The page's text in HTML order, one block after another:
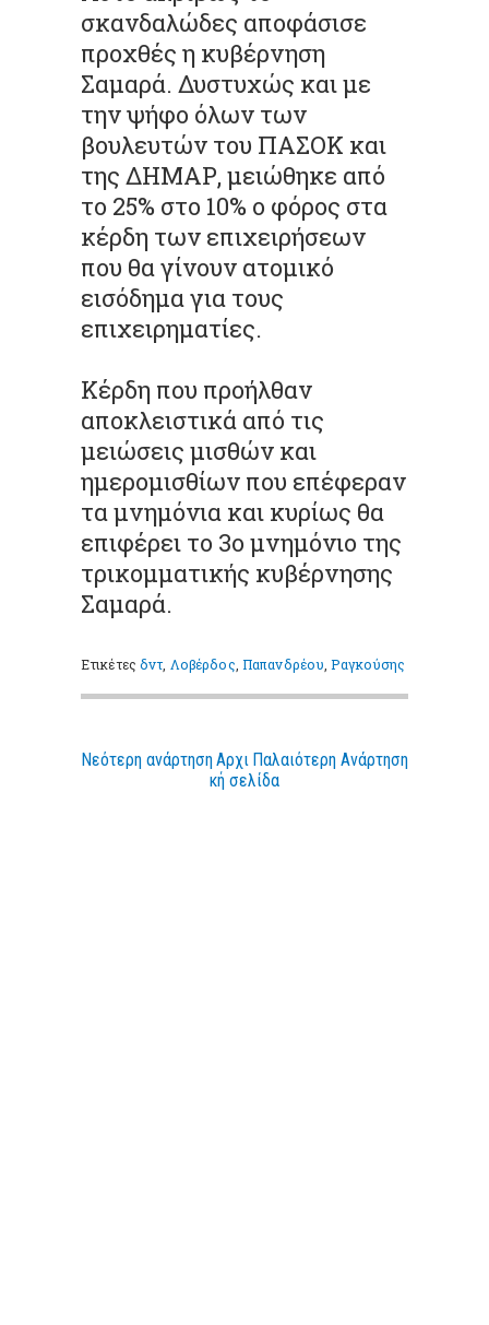
σκανδαλώδες αποφάσισε
προχθές η κυβέρνηση
Σαμαρά. Δυστυχώς και με
την ψήφο όλων των
βουλευτών του ΠΑΣΟΚ και
της ΔΗΜΑΡ, μειώθηκε από
το 25% στο 10% ο φόρος στα
κέρδη των επιχειρήσεων
που θα γίνουν ατομικό
εισόδημα για τους
επιχειρηματίες.
Κέρδη που προήλθαν
αποκλειστικά από τις
μειώσεις μισθών και
ημερομισθίων που επέφεραν
τα μνημόνια και κυρίως θα
επιφέρει το 3ο μνημόνιο της
τρικομματικής κυβέρνησης
Σαμαρά.
Ετικέτεςδντ Λοβέρδος Παπανδρέου ,Ραγκούσης
Νεότερη ανάρτηση Παλαιότερη Ανάρτηση
Αρχι
κή σελίδα